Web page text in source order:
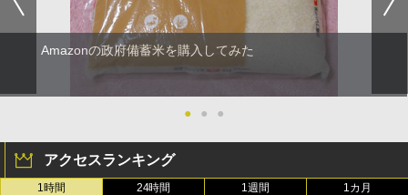
Amazonの政府備蓄米を購入してみた
● ● ●
アクセスランキング
1時間 24時間 1週間 1カ月